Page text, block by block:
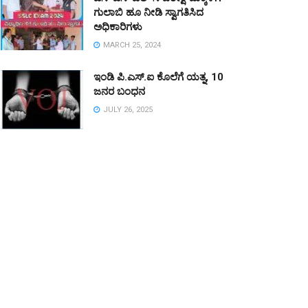
ಗುಲಾಬಿ ಹೂ ನೀಡಿ ಸ್ವಾಗತಿಸಿದ
ಅಧಿಕಾರಿಗಳು
MARCH 25, 2024
ಇಂಡಿ ಪಿ.ಎಸ್.ಐ ಕೊಲೆಗೆ ಯತ್ನ, 10
ಜನರ ಬಂಧನ
JULY 26, 2025